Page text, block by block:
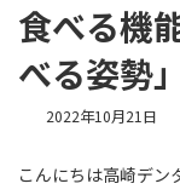
食べる機
べる姿勢
2022年10月21日
こんにちは高崎デ